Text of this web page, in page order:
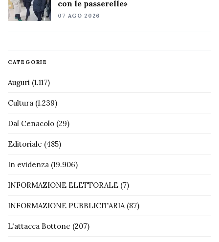
con le passerelle»
07 AGO 2026
CATEGORIE
Auguri (1.117)
Cultura (1.239)
Dal Cenacolo (29)
Editoriale (485)
In evidenza (19.906)
INFORMAZIONE ELETTORALE (7)
INFORMAZIONE PUBBLICITARIA (87)
L'attacca Bottone (207)